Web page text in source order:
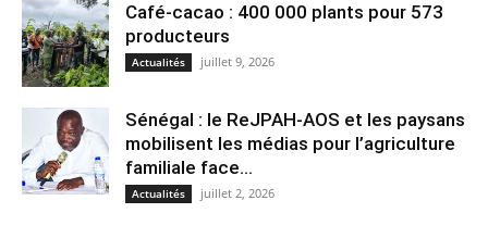
Café-cacao : 400 000 plants pour 573
producteurs
Actualités juillet 9, 2026
Sénégal : le ReJPAH-AOS et les paysans
mobilisent les médias pour l’agriculture
familiale face...
Actualités juillet 2, 2026